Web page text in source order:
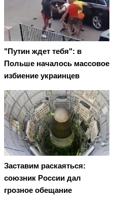
"Путин ждет тебя": в
Польше началось массовое
избиение украинцев
Заставим раскаяться:
союзник России дал
грозное обещание